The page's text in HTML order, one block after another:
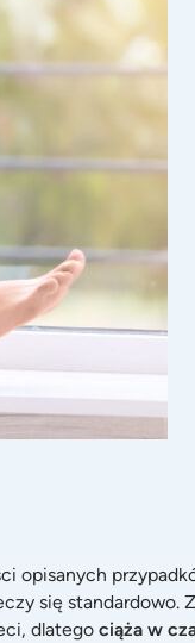
opisanych
się standardowo.
dlatego ciąża w